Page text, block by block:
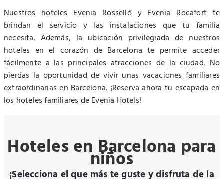
Nuestros hoteles Evenia Rosselló y Evenia Rocafort te
brindan el servicio y las instalaciones que tu familia
necesita. Además, la ubicación privilegiada de nuestros
hoteles en el corazón de Barcelona te permite acceder
fácilmente a las principales atracciones de la ciudad. No
pierdas la oportunidad de vivir unas vacaciones familiares
extraordinarias en Barcelona. ¡Reserva ahora tu escapada en
los hoteles familiares de Evenia Hotels!
Hoteles en Barcelona para
niños
¡Selecciona el que más te guste y disfruta de la